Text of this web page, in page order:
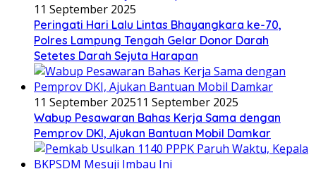
11 September 2025
Peringati Hari Lalu Lintas Bhayangkara ke-70,
Polres Lampung Tengah Gelar Donor Darah
Setetes Darah Sejuta Harapan
11 September 202511 September 2025
Wabup Pesawaran Bahas Kerja Sama dengan
Pemprov DKI, Ajukan Bantuan Mobil Damkar